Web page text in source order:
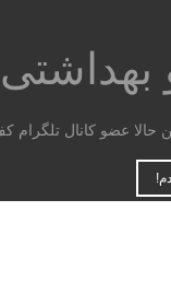
بهداشتی
عضو کانال تلگرام کف